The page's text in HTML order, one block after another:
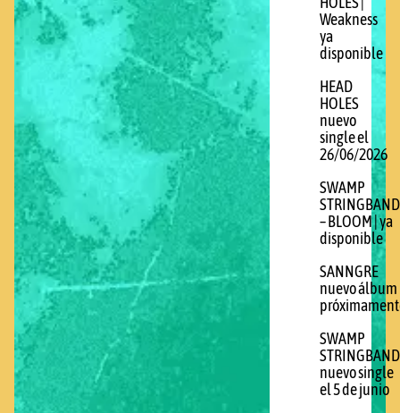
Weakness
ya
disponible
HEAD
HOLES
nuevo
single el
26/06/2026
SWAMP
STRINGBAND
– BLOOM | ya
disponible
SANNGRE
nuevo álbum
SWAMP
STRINGBAND
nuevo single
el 5 de junio